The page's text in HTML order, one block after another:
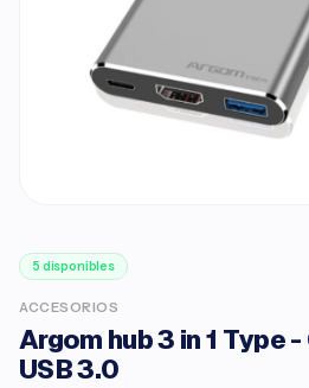
5 disponibles
ACCESORIOS
Argom hub 3 in 1 Type
USB 3.0